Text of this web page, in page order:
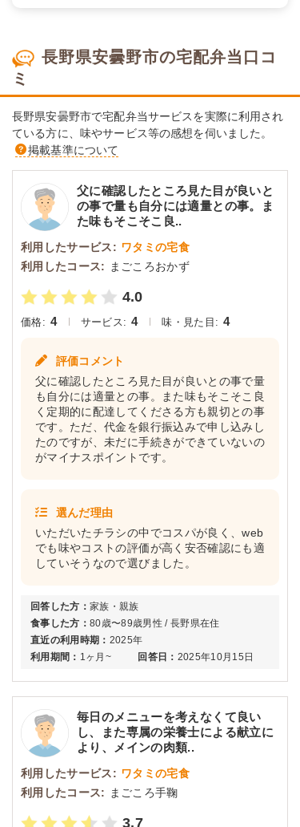
長野県安曇野市の宅配弁当口コ
ミ
長野県安曇野市で宅配弁当サービスを実際に利用され
ている方に、味やサービス等の感想を伺いました。
掲載基準について
父に確認したところ見た目が良いと
の事で量も自分には適量との事。ま
た味もそこそこ良..
回答した方： 家族・親族
食事した方： 80歳〜89歳男性 / 長野県在住
直近の利用時期： 2025年
利用期間： 1ヶ月~ 回答日： 2025年10月15日
利用したサービス: ワタミの宅食
利用したコース:
まごころおかず
4.0
価格: 4 サービス: 4 味・見た目: 4
評価コメント
父に確認したところ見た目が良いとの事で量
も自分には適量との事。また味もそこそこ良
く定期的に配達してくださる方も親切との事
です。ただ、代金を銀行振込みで申し込みし
たのですが、未だに手続きができていないの
がマイナスポイントです。
選んだ理由
いただいたチラシの中でコスパが良く、web
でも味やコストの評価が高く安否確認にも適
していそうなので選びました。
毎日のメニューを考えなくて良い
し、また専属の栄養士による献立に
より、メインの肉類..
利用したサービス: ワタミの宅食
利用したコース:
まごころ手鞠
3.7